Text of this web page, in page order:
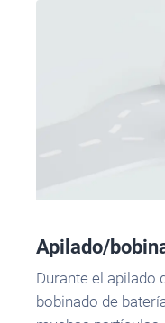
Apilado/
Durante el apilado
bobinado de